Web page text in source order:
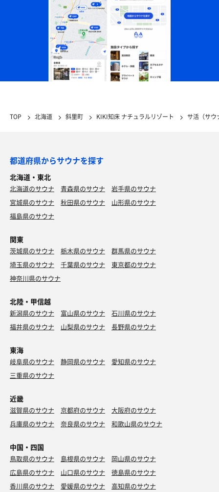
TOP 北海道 斜里町 KIKI知床 ナチュラルリゾート サ活（サウ
都道府県からサウナを探す
北海道・東北
北海道のサウナ 青森県のサウナ
岩手県のサウナ
宮城県のサウナ
秋田県のサウナ
山形県のサウナ
福島県のサウナ
関東
茨城県のサウナ 栃木県のサウナ
群馬県のサウナ
埼玉県のサウナ
千葉県のサウナ
東京都のサウナ
神奈川県のサウナ
北陸・甲信越
新潟県のサウナ 富山県のサウナ
石川県のサウナ
福井県のサウナ
山梨県のサウナ 長野県のサウナ
東海
岐阜県のサウナ 静岡県のサウナ
愛知県のサウナ
三重県のサウナ
近畿
滋賀県のサウナ 京都府のサウナ
大阪府のサウナ
兵庫県のサウナ
奈良県のサウナ 和歌山県のサウナ
中国・四国
鳥取県のサウナ 島根県のサウナ
岡山県のサウナ
広島県のサウナ
山口県のサウナ
徳島県のサウナ
香川県のサウナ
愛媛県のサウナ 高知県のサウナ